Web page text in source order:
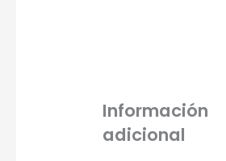
Información
adicional